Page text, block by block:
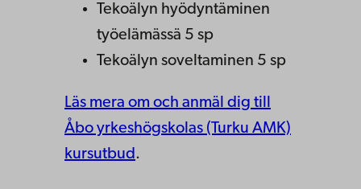
Tekoälyn hyödyntäminen
työelämässä 5 sp
Tekoälyn soveltaminen 5 sp
Läs mera om och anmäl dig till
Åbo yrkeshögskolas (Turku AMK)
kursutbud .